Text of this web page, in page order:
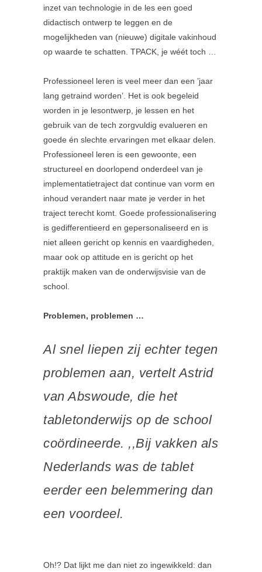
inzet van technologie in de les een goed
didactisch ontwerp te leggen en de
mogelijkheden van (nieuwe) digitale vakinhoud
op waarde te schatten. TPACK, je wéét toch …
Professioneel leren is veel meer dan een ’jaar
lang getraind worden’. Het is ook begeleid
worden in je lesontwerp, je lessen en het
gebruik van de tech zorgvuldig evalueren en
goede én slechte ervaringen met elkaar delen.
Professioneel leren is een gewoonte, een
structureel en doorlopend onderdeel van je
implementatietraject dat continue van vorm en
inhoud verandert naar mate je verder in het
traject terecht komt. Goede professionalisering
is gedifferentieerd en gepersonaliseerd en is
niet alleen gericht op kennis en vaardigheden,
maar ook op attitude en is gericht op het
praktijk maken van de onderwijsvisie van de
school.
Problemen, problemen …
Al snel liepen zij echter tegen
problemen aan, vertelt Astrid
van Abswoude, die het
tabletonderwijs op de school
coördineerde. ,,Bij vakken als
Nederlands was de tablet
eerder een belemmering dan
een voordeel.
Oh!? Dat lijkt me dan niet zo ingewikkeld: dan